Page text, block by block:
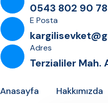
0543 802 90 78
E Posta
Adres
Terzialiler Mah.
Anasayfa Hakkımızda